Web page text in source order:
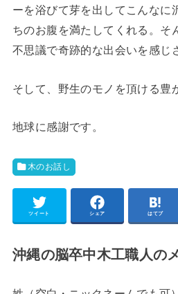
ーを浴びて芽を出してこんなに
ちのお腹を満たしてくれる。そ
不思議で奇跡的な出会いを感じ
そして、野生のモノを頂ける豊
地球に感謝です。
木のお話し
ツイート シェア はてブ
沖縄の脳卒中木工職人の